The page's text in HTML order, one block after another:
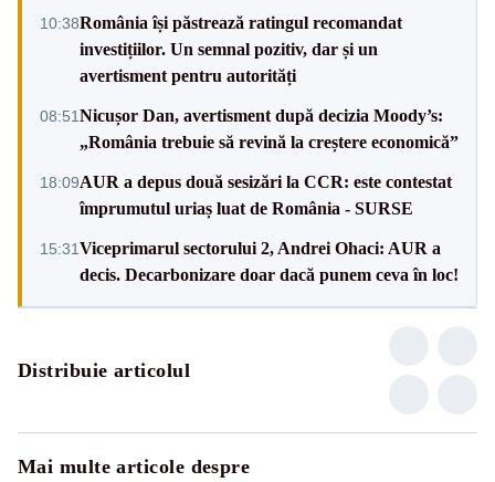
10:38România își păstrează ratingul recomandat
investițiilor. Un semnal pozitiv, dar și un
avertisment pentru autorități
08:51Nicușor Dan, avertisment după decizia Moody’s:
„România trebuie să revină la creștere economică”
18:09AUR a depus două sesizări la CCR: este contestat
împrumutul uriaș luat de România - SURSE
15:31Viceprimarul sectorului 2, Andrei Ohaci: AUR a
decis. Decarbonizare doar dacă punem ceva în loc!
Distribuie articolul
Mai multe articole despre